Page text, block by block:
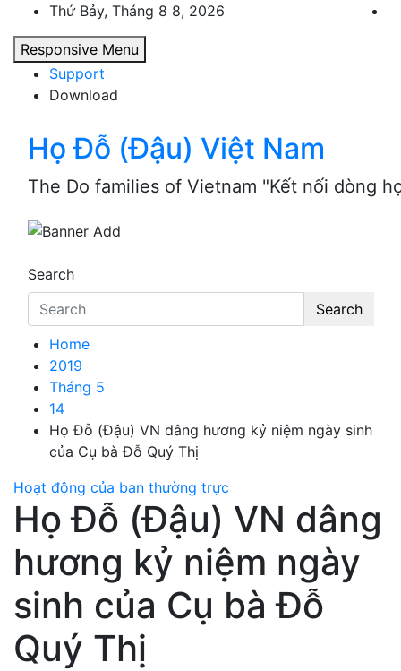
content
Thứ Bảy, Tháng 8 8, 2026
Responsive Menu
Support
Download
Họ Đỗ (Đậu) Việt Nam
The Do families of Vietnam "Kết nối dòng
Search
Search
Home
2019
Tháng 5
14
Họ Đỗ (Đậu) VN dâng hương kỷ niệm ngày sinh
của Cụ bà Đỗ Quý Thị
Hoạt động của ban thường trực
Họ Đỗ (Đậu) VN dâng
hương kỷ niệm ngày
sinh của Cụ bà Đỗ
Quý Thị